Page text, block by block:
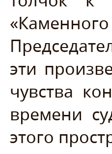
эти
чувства
времени
этого